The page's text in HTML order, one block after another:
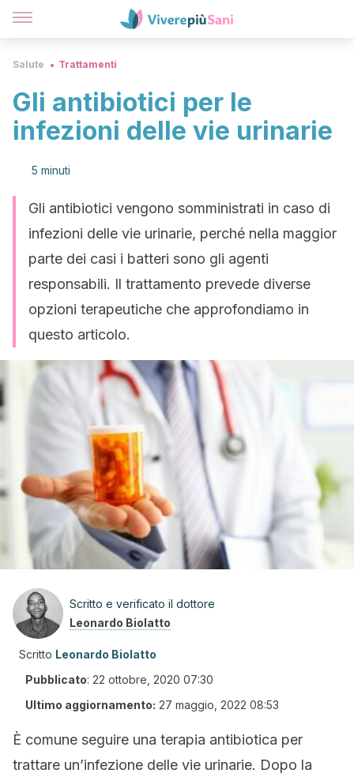
Salute Trattamenti
Gli antibiotici per le
infezioni delle vie urinarie
5 minuti
Gli antibiotici vengono somministrati in caso di
infezioni delle vie urinarie, perché nella maggior
parte dei casi i batteri sono gli agenti
responsabili. Il trattamento prevede diverse
opzioni terapeutiche che approfondiamo in
questo articolo.
Scritto e verificato il dottore
Leonardo Biolatto
Scritto Leonardo Biolatto
Pubblicato: 22 ottobre, 2020 07:30
Ultimo aggiornamento: 27 maggio, 2022 08:53
È comune seguire una terapia antibiotica per
trattare un’infezione delle vie urinarie. Dopo la